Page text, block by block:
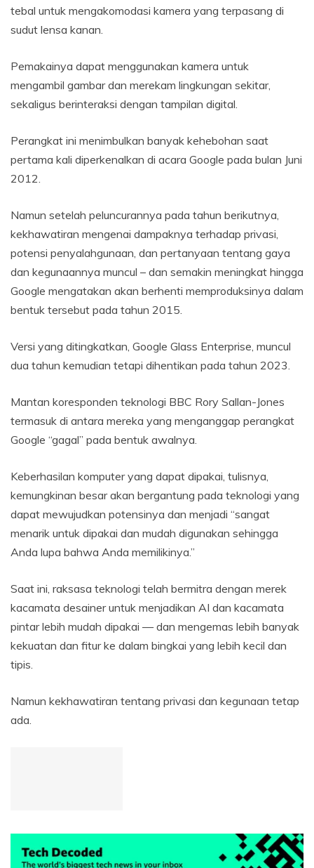
tebal untuk mengakomodasi kamera yang terpasang di
sudut lensa kanan.
Pemakainya dapat menggunakan kamera untuk
mengambil gambar dan merekam lingkungan sekitar,
sekaligus berinteraksi dengan tampilan digital.
Perangkat ini menimbulkan banyak kehebohan saat
pertama kali diperkenalkan di acara Google pada bulan Juni
2012.
Namun setelah peluncurannya pada tahun berikutnya,
kekhawatiran mengenai dampaknya terhadap privasi,
potensi penyalahgunaan, dan pertanyaan tentang gaya
dan kegunaannya muncul – dan semakin meningkat hingga
Google mengatakan akan berhenti memproduksinya dalam
bentuk tersebut pada tahun 2015.
Versi yang ditingkatkan, Google Glass Enterprise, muncul
dua tahun kemudian tetapi dihentikan pada tahun 2023.
Mantan koresponden teknologi BBC Rory Sallan-Jones
termasuk di antara mereka yang menganggap perangkat
Google “gagal” pada bentuk awalnya.
Keberhasilan komputer yang dapat dipakai, tulisnya,
kemungkinan besar akan bergantung pada teknologi yang
dapat mewujudkan potensinya dan menjadi “sangat
menarik untuk dipakai dan mudah digunakan sehingga
Anda lupa bahwa Anda memilikinya.”
Saat ini, raksasa teknologi telah bermitra dengan merek
kacamata desainer untuk menjadikan AI dan kacamata
pintar lebih mudah dipakai — dan mengemas lebih banyak
kekuatan dan fitur ke dalam bingkai yang lebih kecil dan
tipis.
Namun kekhawatiran tentang privasi dan kegunaan tetap
ada.